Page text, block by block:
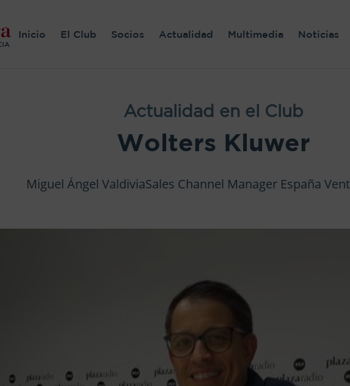
Inicio El Club Socios Actualidad Multimedia Noticias
Actualidad en el Club
Wolters Kluwer
Miguel Ángel ValdiviaSales Channel Manager España